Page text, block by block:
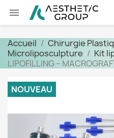

Accueil Chirurgie
Microliposculpture
Kit
LIPOFILLING –
NOUVEAU